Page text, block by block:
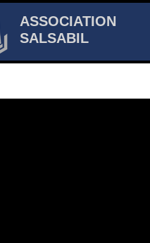
ASSOCIATION
SALSABIL